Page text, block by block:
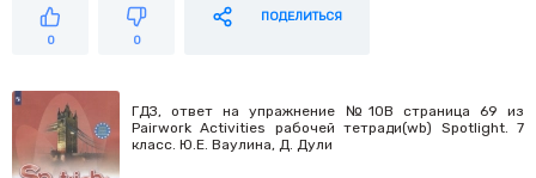
0 0
ПОДЕЛИТЬСЯ
ГДЗ, ответ на упражнение №10B страница 69 из
Pairwork Activities рабочей тетради(wb) Spotlight. 7
класс. Ю.Е. Ваулина, Д. Дули